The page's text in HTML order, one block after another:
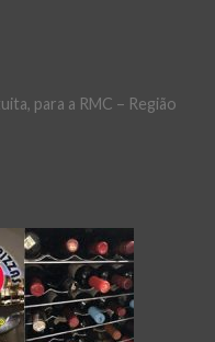
para a RMC – Região